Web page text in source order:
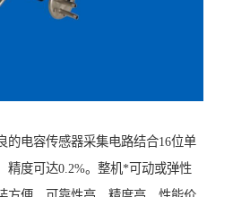
的电容传感器采集电路结合16位单
精度可达0.2%。整机*可动或弹性